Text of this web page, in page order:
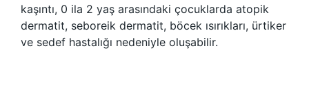
kaşıntı, 0 ila 2 yaş arasındaki çocuklarda atopik
dermatit, seboreik dermatit, böcek ısırıkları, ürtiker
ve sedef hastalığı nedeniyle oluşabilir.